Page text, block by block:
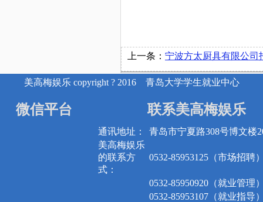
上一条： 宁波方太厨具有限公司
美高梅娱乐 copyright ? 2016 青岛大学学生就业中心
微信平台 联系美高梅娱乐
通讯地址：
青岛市宁夏路308号博文楼
美高梅娱乐
的联系方
式：
0532-85953125（市场招聘
0532-85950920（就业管理
0532-85953107（就业指导